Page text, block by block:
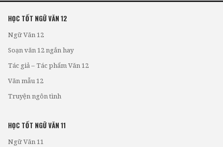
HỌC TỐT NGỮ VĂN 12
Ngữ Văn 12
Soạn văn 12 ngắn hay
Tác giả – Tác phẩm Văn 12
Văn mẫu 12
Truyện ngôn tình
HỌC TỐT NGỮ VĂN 11
Ngữ Văn 11